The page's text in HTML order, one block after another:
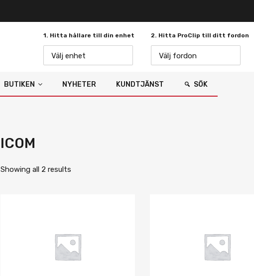
1. Hitta hållare till din enhet
Välj enhet
2. Hitta ProClip till ditt fordon
Välj fordon
BUTIKEN NYHETER KUNDTJÄNST SÖK
ICOM
Showing all 2 results